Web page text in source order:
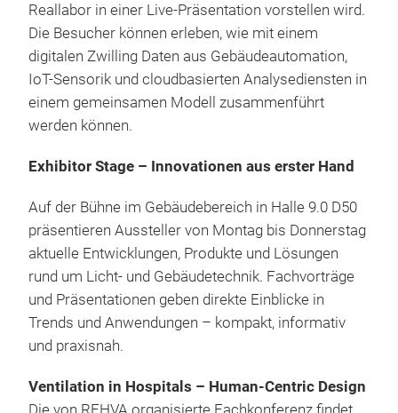
Reallabor in einer Live-Präsentation vorstellen wird.
Die Besucher können erleben, wie mit einem
digitalen Zwilling Daten aus Gebäudeautomation,
IoT-Sensorik und cloudbasierten Analysediensten in
einem gemeinsamen Modell zusammenführt
werden können.
Exhibitor Stage – Innovationen aus erster Hand
Auf der Bühne im Gebäudebereich in Halle 9.0 D50
präsentieren Aussteller von Montag bis Donnerstag
aktuelle Entwicklungen, Produkte und Lösungen
rund um Licht- und Gebäudetechnik. Fachvorträge
und Präsentationen geben direkte Einblicke in
Trends und Anwendungen – kompakt, informativ
und praxisnah.
Ventilation in Hospitals – Human-Centric Design